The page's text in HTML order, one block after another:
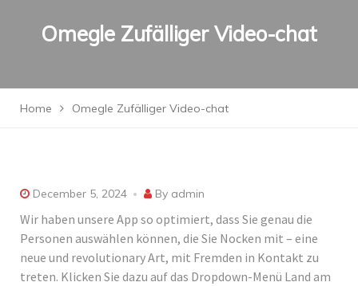
Omegle Zufälliger Video-chat
Home Omegle Zufälliger Video-chat
December 5, 2024 By admin
Wir haben unsere App so optimiert, dass Sie genau die
Personen auswählen können, die Sie Nocken mit – eine
neue und revolutionary Art, mit Fremden in Kontakt zu
treten. Klicken Sie dazu auf das Dropdown-Menü Land am